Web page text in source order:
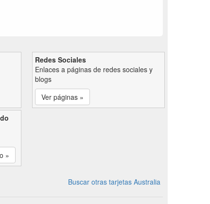
Redes Sociales
Enlaces a páginas de redes sociales y
blogs
Ver páginas »
»
Buscar otras tarjetas Australia